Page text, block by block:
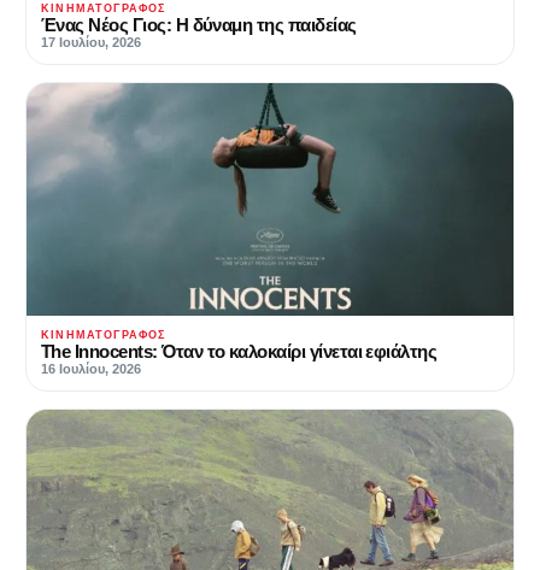
ΚΙΝΗΜΑΤΟΓΡΆΦΟΣ
Ένας Νέος Γιος: Η δύναμη της παιδείας
17 Ιουλίου, 2026
ΚΙΝΗΜΑΤΟΓΡΆΦΟΣ
The Innocents: Όταν το καλοκαίρι γίνεται εφιάλτης
16 Ιουλίου, 2026